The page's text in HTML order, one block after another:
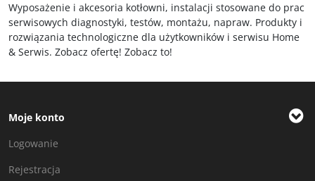
Wyposażenie i akcesoria kotłowni, instalacji stosowane do prac
serwisowych diagnostyki, testów, montażu, napraw. Produkty i
rozwiązania technologiczne dla użytkowników i serwisu Home
& Serwis. Zobacz ofertę! Zobacz to!
Moje konto
Logowanie
Rejestracja